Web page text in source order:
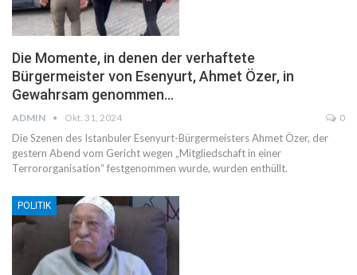
Die Momente, in denen der verhaftete
Bürgermeister von Esenyurt, Ahmet Özer, in
Gewahrsam genommen…
ADMIN Okt. 31, 2024 0
Die Szenen des Istanbuler Esenyurt-Bürgermeisters Ahmet Özer, der
gestern Abend vom Gericht wegen „Mitgliedschaft in einer
Terrororganisation“ festgenommen wurde, wurden enthüllt.
POLITIK